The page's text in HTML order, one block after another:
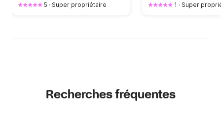
5 · Super propriétaire 1 · Super
Recherches fréquentes